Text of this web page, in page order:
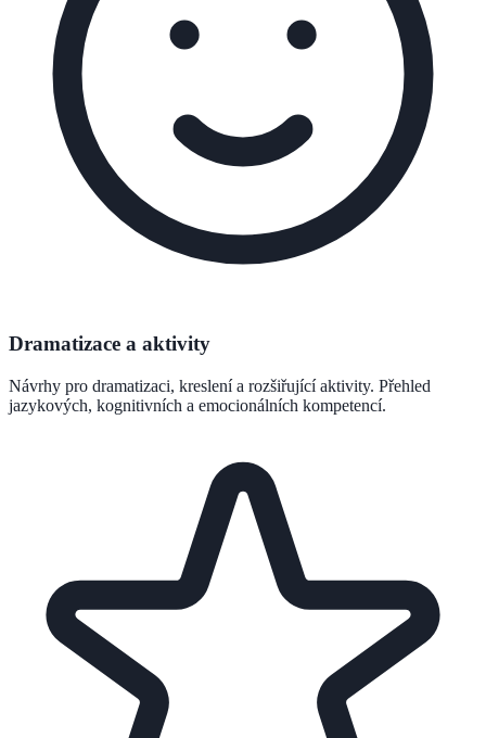
Dramatizace a aktivity
Návrhy pro dramatizaci, kreslení a rozšiřující aktivity. Přehled
jazykových, kognitivních a emocionálních kompetencí.